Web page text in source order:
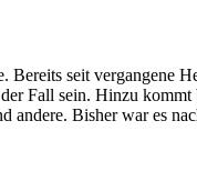
Bereits seit vergangene
Fall sein. Hinzu
Bisher war es